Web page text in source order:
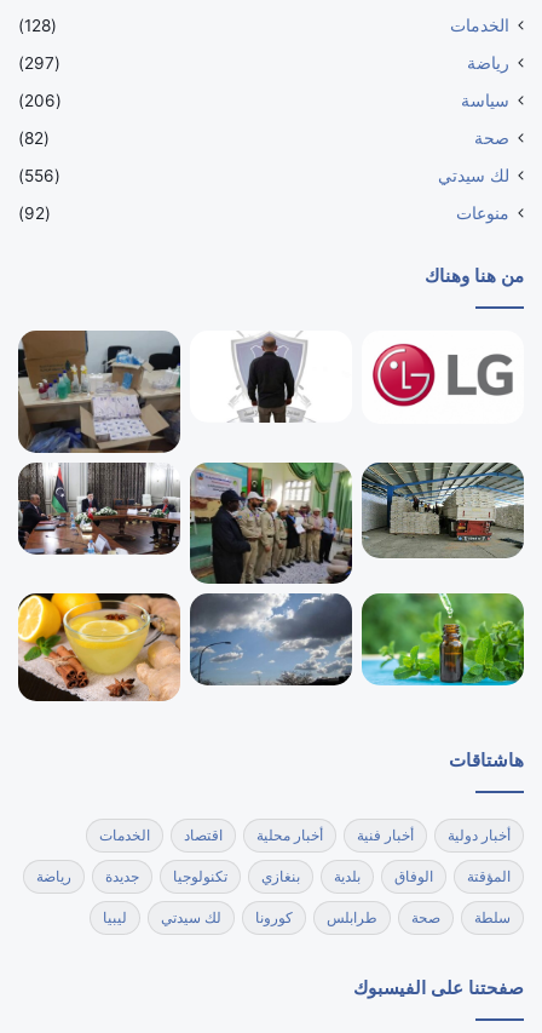
الخدمات
(128)
رياضة
(297)
سياسة
(206)
صحة
(82)
لك سيدتي
(556)
منوعات
(92)
من هنا وهناك
هاشتاقات
أخبار دولية أخبار فنية أخبار محلية اقتصاد الخدمات
المؤقتة الوفاق بلدية بنغازي تكنولوجيا جديدة رياضة
سلطة صحة طرابلس كورونا لك سيدتي ليبيا
صفحتنا على الفيسبوك